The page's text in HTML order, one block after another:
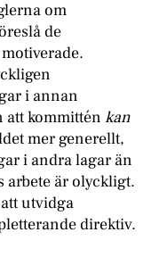
om
de
i annan
att kommitténkan
mer generellt,
i andra lagar än
arbete är olyckligt.
utvidga
direktiv.